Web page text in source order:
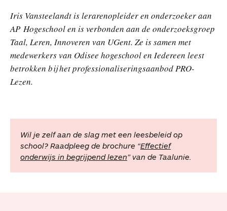
Iris Vansteelandt is lerarenopleider en onderzoeker aan
AP Hogeschool en is verbonden aan de onderzoeksgroep
Taal, Leren, Innoveren van UGent. Ze is samen met
medewerkers van Odisee hogeschool en Iedereen leest
betrokken bij het professionaliseringsaanbod PRO-
Lezen.
Wil je zelf aan de slag met een leesbeleid op
school? Raadpleeg de brochure “Effectief
onderwijs in begrijpend lezen” van de Taalunie.